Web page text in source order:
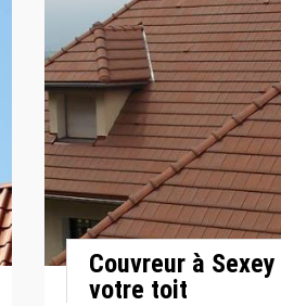
Couvreur à
votre toit